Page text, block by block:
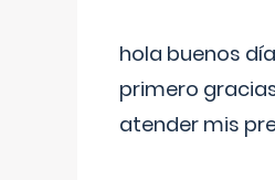
hola buenos
primero
atender mis